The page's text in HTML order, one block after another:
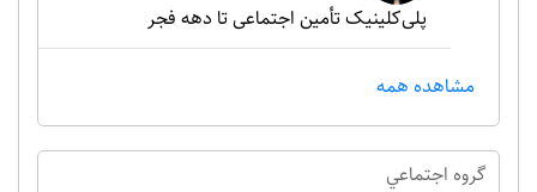
پلی‌کلینیک تأمین اجتماعی تا دهه فجر
مشاهده همه
گروه اجتماعي